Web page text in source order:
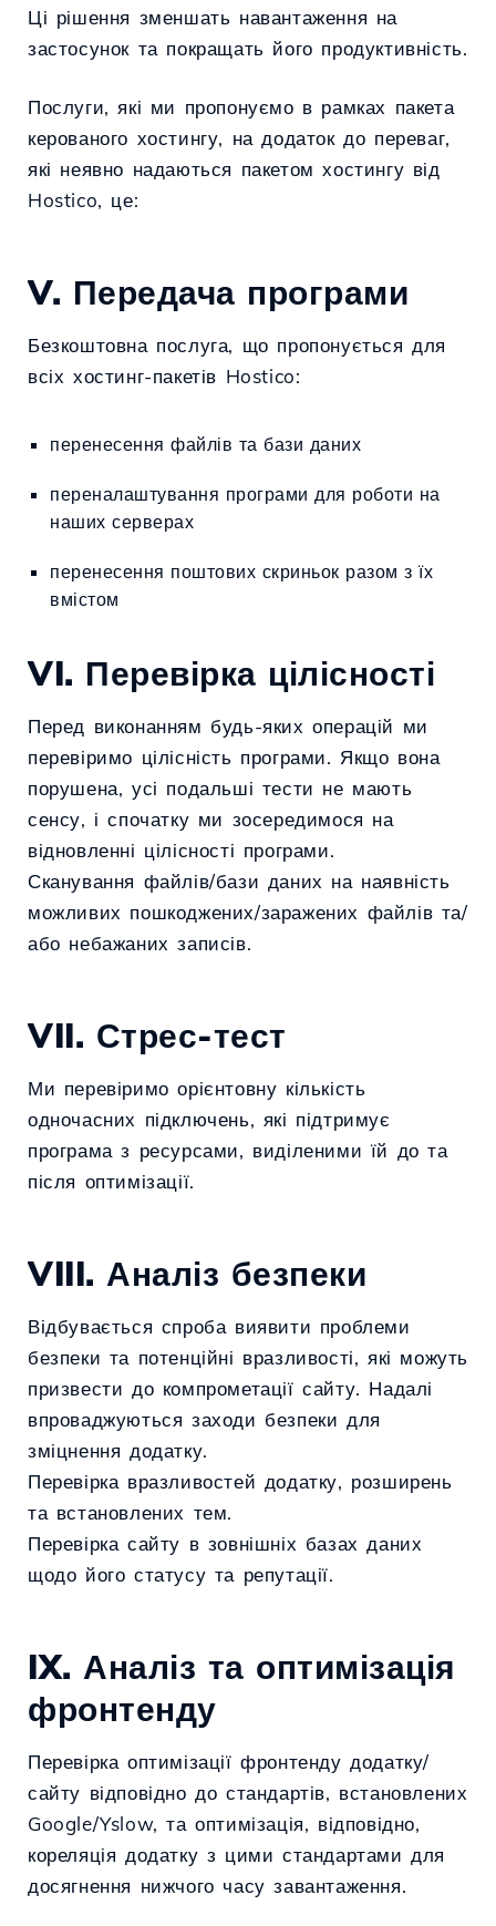
Ці рішення зменшать навантаження на
застосунок та покращать його продуктивність.
Послуги, які ми пропонуємо в рамках пакета
керованого хостингу, на додаток до переваг,
які неявно надаються пакетом хостингу від
Hostico, це:
V. Передача програми
Безкоштовна послуга, що пропонується для
всіх хостинг-пакетів Hostico:
перенесення файлів та бази даних
переналаштування програми для роботи на
наших серверах
перенесення поштових скриньок разом з їх
вмістом
VI. Перевірка цілісності
Перед виконанням будь-яких операцій ми
перевіримо цілісність програми. Якщо вона
порушена, усі подальші тести не мають
сенсу, і спочатку ми зосередимося на
відновленні цілісності програми.
Сканування файлів/бази даних на наявність
можливих пошкоджених/заражених файлів та/
або небажаних записів.
VII. Стрес-тест
Ми перевіримо орієнтовну кількість
одночасних підключень, які підтримує
програма з ресурсами, виділеними їй до та
після оптимізації.
VIII. Аналіз безпеки
Відбувається спроба виявити проблеми
безпеки та потенційні вразливості, які можуть
призвести до компрометації сайту. Надалі
впроваджуються заходи безпеки для
зміцнення додатку.
Перевірка вразливостей додатку, розширень
та встановлених тем.
Перевірка сайту в зовнішніх базах даних
щодо його статусу та репутації.
IX. Аналіз та оптимізація
фронтенду
Перевірка оптимізації фронтенду додатку/
сайту відповідно до стандартів, встановлених
Google/Yslow, та оптимізація, відповідно,
кореляція додатку з цими стандартами для
досягнення нижчого часу завантаження.